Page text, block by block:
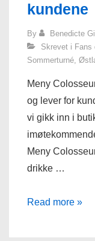
Oslo
kundene
By Benedicte
Skrevet i Fans
Sommerturné,
Meny
og lever for
vi gikk inn i
Meny
drikke …
Meny
Read more »